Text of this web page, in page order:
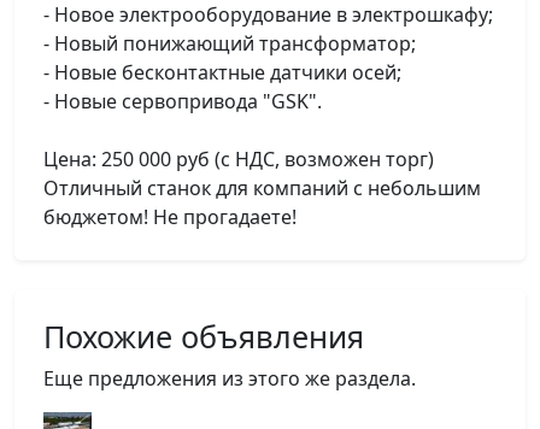
- Новое электрооборудование в электрошкафу;
- Новый понижающий трансформатор;
- Новые бесконтактные датчики осей;
- Новые сервопривода "GSK".
Цена: 250 000 руб (с НДС, возможен торг)
Отличный станок для компаний с небольшим
бюджетом! Не прогадаете!
Похожие объявления
Еще предложения из этого же раздела.